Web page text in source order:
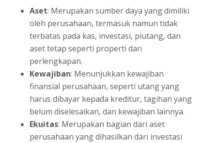
Aset: Merupakan sumber daya yang dimiliki
oleh perusahaan, termasuk namun tidak
terbatas pada kas, investasi, piutang, dan
aset tetap seperti properti dan
perlengkapan.
Kewajiban: Menunjukkan kewajiban
finansial perusahaan, seperti utang yang
harus dibayar kepada kreditur, tagihan yang
belum diselesaikan, dan kewajiban lainnya.
Ekuitas: Merupakan bagian dari aset
perusahaan yang dihasilkan dari investasi